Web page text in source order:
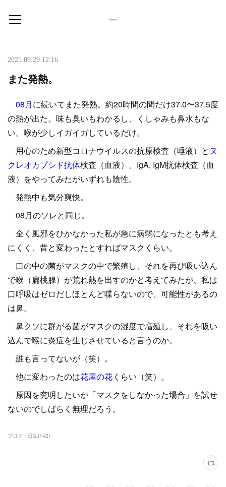
2021.09.29 12:16
また発熱。
08月に続いてまた発熱。約20時間の間だけ37.0〜37.5度
の熱が出た。味も臭いもわかるし、くしゃみも鼻水もな
い。喉が少しイガイガしているだけ。
用心のため新型コロナウイルスの抗原検査（唾液）と ヌ
クレオカプシド抗体検査（血液）、IgA, IgM抗体検査（血
液）をやってみたがいずれも陰性。
発熱中も気分爽快。
08月のソレと同じ。
全く風邪をひかなかった私が急に病弱になったとも考え
にくく、昔と変わったとすればマスクくらい。
口の中の菌がマスクの中で繁殖し、それを再び吸い込ん
で喉（扁桃腺）が荒れ熱を出すのかと考えてみたが、私は
口呼吸はゼロだしほとんど喋らないので、可能性があるの
は鼻。
鼻クソに群がる菌がマスクの湿度で増殖し、それを吸い
込んで喉に炎症を生じさせていると言うのか。
誰も言ってないが（笑）。
他に変わったのは花屋の花くらい（笑）。
原因を究明したいが「マスクをしなかった場合」を試せ
ないのでしばらく無理だろう。
ブログ・日記(142)